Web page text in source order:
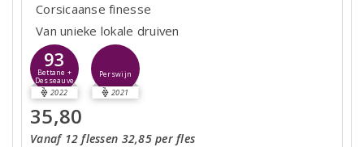
Corsicaanse finesse
Van unieke lokale druiven
93
Bettane +
Desseauve
2022
Perswijn
2021
35,80
Vanaf 12 flessen 32,85 per fles